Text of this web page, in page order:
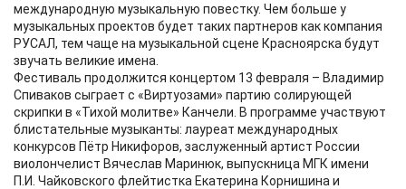
международную музыкальную повестку. Чем больше у
музыкальных проектов будет таких партнеров как компания
РУСАЛ, тем чаще на музыкальной сцене Красноярска будут
звучать великие имена.
Фестиваль продолжится концертом 13 февраля – Владимир
Спиваков сыграет с «Виртуозами» партию солирующей
скрипки в «Тихой молитве» Канчели. В программе участвуют
блистательные музыканты: лауреат международных
конкурсов Пётр Никифоров, заслуженный артист России
виолончелист Вячеслав Маринюк, выпускница МГК имени
П.И. Чайковского флейтистка Екатерина Корнишина и